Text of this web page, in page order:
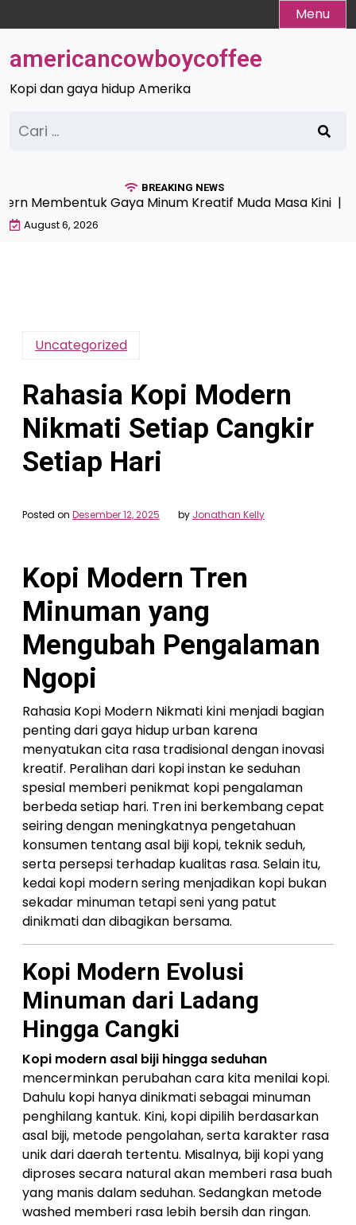
to
Menu
americancowboycoffee
Kopi dan gaya hidup Amerika
untuk:
BREAKING NEWS
Membentuk Gaya Minum Kreatif Muda Masa Kini |
August 6, 2026
Uncategorized
Rahasia Kopi Modern
Nikmati Setiap Cangkir
Setiap Hari
Posted on Desember 12, 2025 by Jonathan Kelly
Kopi Modern Tren
Minuman yang
Mengubah Pengalaman
Ngopi
Rahasia Kopi Modern Nikmati kini menjadi bagian
penting dari gaya hidup urban karena
menyatukan cita rasa tradisional dengan inovasi
kreatif. Peralihan dari kopi instan ke seduhan
spesial memberi penikmat kopi pengalaman
berbeda setiap hari. Tren ini berkembang cepat
seiring dengan meningkatnya pengetahuan
konsumen tentang asal biji kopi, teknik seduh,
serta persepsi terhadap kualitas rasa. Selain itu,
kedai kopi modern sering menjadikan kopi bukan
sekadar minuman tetapi seni yang patut
dinikmati dan dibagikan bersama.
Kopi Modern Evolusi
Minuman dari Ladang
Hingga Cangki
Kopi modern asal biji hingga seduhan
mencerminkan perubahan cara kita menilai kopi.
Dahulu kopi hanya dinikmati sebagai minuman
penghilang kantuk. Kini, kopi dipilih berdasarkan
asal biji, metode pengolahan, serta karakter rasa
unik dari daerah tertentu. Misalnya, biji kopi yang
diproses secara natural akan memberi rasa buah
yang manis dalam seduhan. Sedangkan metode
washed memberi rasa lebih bersih dan ringan.